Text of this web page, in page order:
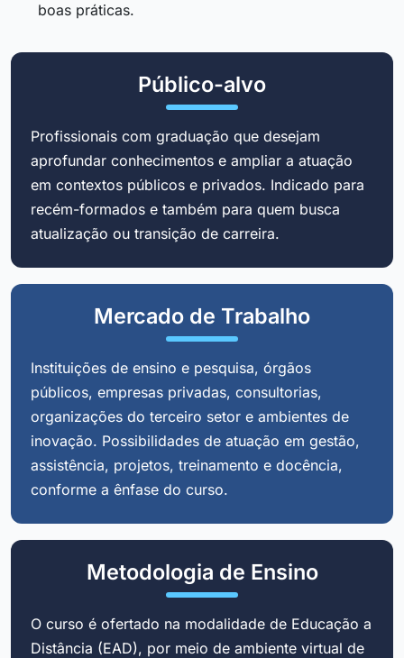
boas práticas.
Público-alvo
Profissionais com graduação que desejam
aprofundar conhecimentos e ampliar a atuação
em contextos públicos e privados. Indicado para
recém-formados e também para quem busca
atualização ou transição de carreira.
Mercado de Trabalho
Instituições de ensino e pesquisa, órgãos
públicos, empresas privadas, consultorias,
organizações do terceiro setor e ambientes de
inovação. Possibilidades de atuação em gestão,
assistência, projetos, treinamento e docência,
conforme a ênfase do curso.
Metodologia de Ensino
O curso é ofertado na modalidade de Educação a
Distância (EAD), por meio de ambiente virtual de